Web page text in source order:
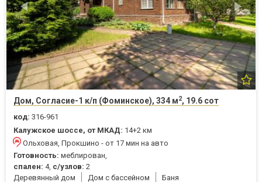
Дом, Согласие-1 к/п (Фоминское), 334 м2, 19.6 сот
код: 316-961
Калужское шоссе, от МКАД: 14+2 км
Ольховая, Прокшино - от 17 мин на авто
Готовность: меблирован,
спален: 4, с/узлов: 2
Деревянный дом
Дом с бассейном Баня